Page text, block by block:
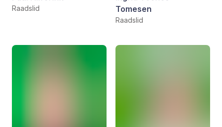
Raadslid
Tomesen
Raadslid